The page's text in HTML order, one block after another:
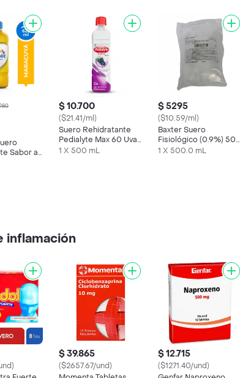
Sabor a
$ 10.700
($21.41/ml)
Suero Rehidratante
Pedialyte Max 60 Uva
Frasco 500 mL
1 X 500 mL
$ 5295
($10.59/ml)
Baxter Suero
Fisiológico (0.9%) 500
mL
1 X 500.0 mL
inflamación
$ 39.865
($2657.67/und)
$ 12.715
($1271.40/und)